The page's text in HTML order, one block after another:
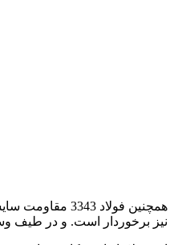
همچنین
نیز برخوردار است. و در طیف